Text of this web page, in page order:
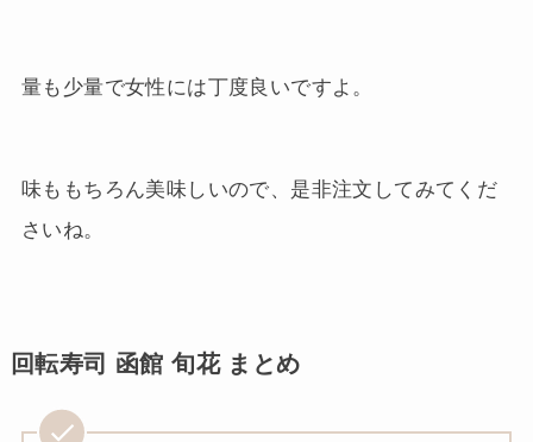
量も少量で女性には丁度良いですよ。
味ももちろん美味しいので、是非注文してみてくだ
さいね。
回転寿司 函館 旬花 まとめ